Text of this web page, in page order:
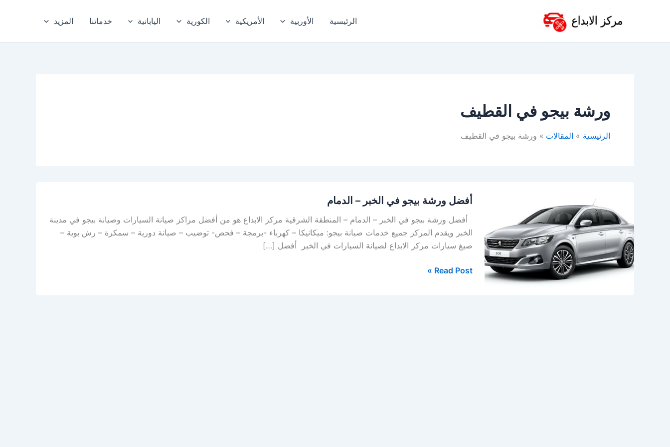
الرئيسية الأوربية الأمريكية الكورية اليابانية خدماتنا المزيد
ورشة بيجو في القطيف
الرئيسية المقالات ورشة بيجو في القطيف
أفضل ورشة بيجو في الخبر – الدمام
أفضل ورشة بيجو في الخبر – الدمام – المنطقة الشرقية مركز الابداع هو من أفضل مراكز صيانة السيارات وصيانة بيجو في مدينة
الخبر ويقدم المركز جميع خدمات صيانة بيجو: ميكانيكا – كهرباء -برمجة – فحص- توضيب – صيانة دورية – سمكرة – رش بوية –
صبغ سيارات مركز الابداع لصيانة السيارات في الخبر أفضل […]
ورشة
بيجو
الخبر
الدمام
Read Post »